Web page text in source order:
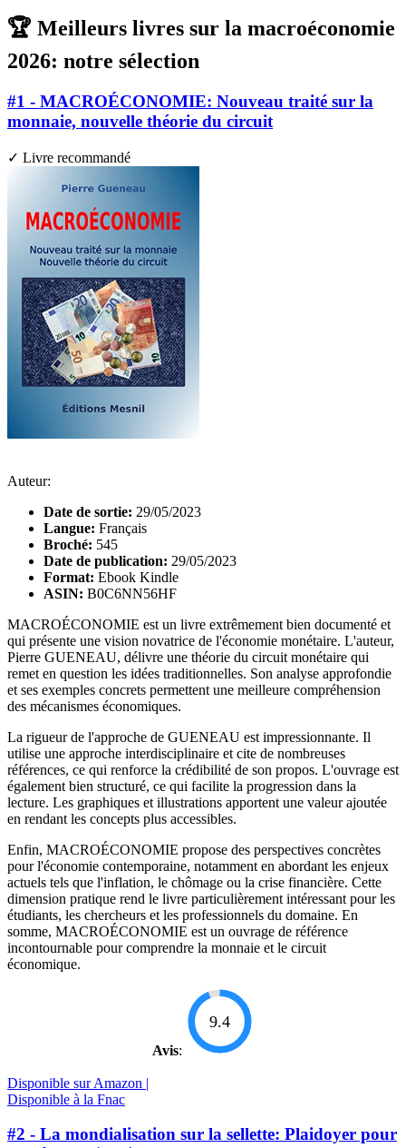
🏆 Meilleurs livres sur la macroéconomie
2026: notre sélection
#1 - MACROÉCONOMIE: Nouveau traité sur la
monnaie, nouvelle théorie du circuit
✓ Livre recommandé
Auteur:
Date de sortie: 29/05/2023
Langue: Français
Broché: 545
Date de publication: 29/05/2023
Format: Ebook Kindle
ASIN: B0C6NN56HF
MACROÉCONOMIE est un livre extrêmement bien documenté et
qui présente une vision novatrice de l'économie monétaire. L'auteur,
Pierre GUENEAU, délivre une théorie du circuit monétaire qui
remet en question les idées traditionnelles. Son analyse approfondie
et ses exemples concrets permettent une meilleure compréhension
des mécanismes économiques.
La rigueur de l'approche de GUENEAU est impressionnante. Il
utilise une approche interdisciplinaire et cite de nombreuses
références, ce qui renforce la crédibilité de son propos. L'ouvrage est
également bien structuré, ce qui facilite la progression dans la
lecture. Les graphiques et illustrations apportent une valeur ajoutée
en rendant les concepts plus accessibles.
Enfin, MACROÉCONOMIE propose des perspectives concrètes
pour l'économie contemporaine, notamment en abordant les enjeux
actuels tels que l'inflation, le chômage ou la crise financière. Cette
dimension pratique rend le livre particulièrement intéressant pour les
étudiants, les chercheurs et les professionnels du domaine. En
somme, MACROÉCONOMIE est un ouvrage de référence
incontournable pour comprendre la monnaie et le circuit
économique.
Avis:
9.4
Disponible sur Amazon |
Disponible à la Fnac
#2 - La mondialisation sur la sellette: Plaidoyer pour